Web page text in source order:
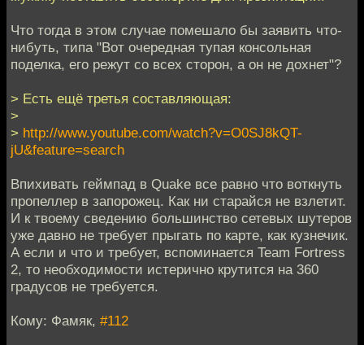
Что тогда в этом случае помешало бы заявить что-
нибуть, типа "Вот очередная тупая консольная
поделка, его режут со всех сторон, а он не дохнет"?
> Есть ещё третья составляющая:
>
> http://www.youtube.com/watch?v=O0SJ8kQT-
jU&feature=search
Впихивать геймпад в Quake все равно что воткнуть
пропеллер в запорожец. Как ни старайся не взлетит.
И к твоему сведению большинство сетевых шутеров
уже давно не требует прыгать по карте, как кузнечик.
А если и что и требует, вспоминается Team Fortress
2, то необходимости истерично крутится на 360
градусов не требуется.
Кому: Фамяк, #112